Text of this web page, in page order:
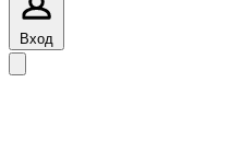
Вход